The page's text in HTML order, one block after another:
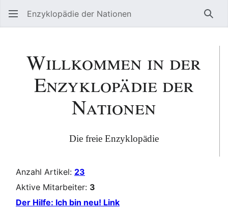
Enzyklopädie der Nationen
Willkommen in der
Enzyklopädie der
Nationen
Die freie Enzyklopädie
Anzahl Artikel: 23
Aktive Mitarbeiter: 3
Der Hilfe: Ich bin neu! Link